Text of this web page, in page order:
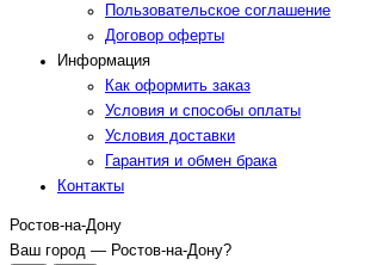
Пользовательское соглашение
Договор оферты
Информация
Как оформить заказ
Условия и способы оплаты
Условия доставки
Гарантия и обмен брака
Контакты
Ростов-на-Дону
Ваш город — Ростов-на-Дону?